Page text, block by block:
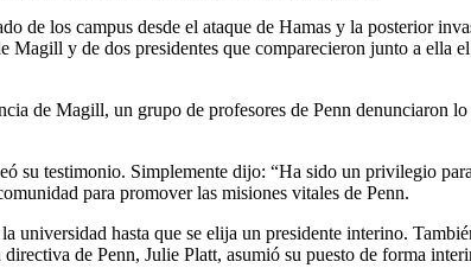
de los campus desde el ataque de Hamas y la posterior
y de dos presidentes que comparecieron junto a ella
de Magill, un grupo de profesores de Penn denunciaron
su testimonio. Simplemente dijo: “Ha sido un privilegio
para promover las misiones vitales de Penn.
hasta que se elija un presidente interino.
de Penn, Julie Platt, asumió su puesto de forma